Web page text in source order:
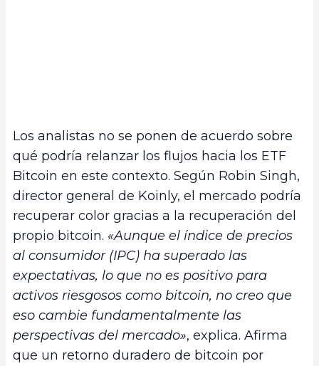
Los analistas no se ponen de acuerdo sobre
qué podría relanzar los flujos hacia los ETF
Bitcoin en este contexto. Según Robin Singh,
director general de Koinly, el mercado podría
recuperar color gracias a la recuperación del
propio bitcoin. «Aunque el índice de precios
al consumidor (IPC) ha superado las
expectativas, lo que no es positivo para
activos riesgosos como bitcoin, no creo que
eso cambie fundamentalmente las
perspectivas del mercado», explica. Afirma
que un retorno duradero de bitcoin por